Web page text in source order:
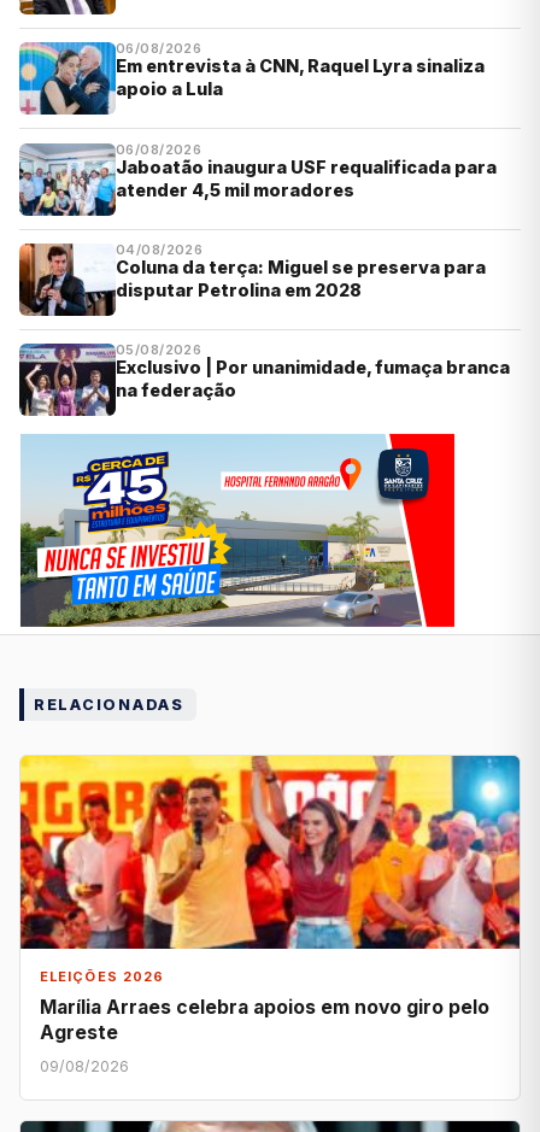
06/08/2026
Em entrevista à CNN, Raquel Lyra sinaliza
apoio a Lula
06/08/2026
Jaboatão inaugura USF requalificada para
atender 4,5 mil moradores
04/08/2026
Coluna da terça: Miguel se preserva para
disputar Petrolina em 2028
05/08/2026
Exclusivo | Por unanimidade, fumaça branca
na federação
RELACIONADAS
ELEIÇÕES 2026
Marília Arraes celebra apoios em novo giro pelo
Agreste
09/08/2026